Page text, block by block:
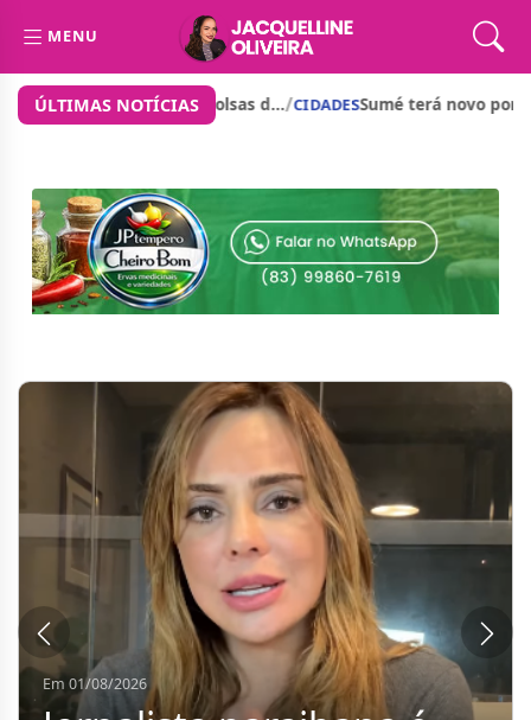
MENU
ÚLTIMAS NOTÍCIAS
de cerca d.../CIDADES Prefeito de São José dos Cordeiros
Em 01/08/2026
Vereadores representam
a Câmara de Sumé em